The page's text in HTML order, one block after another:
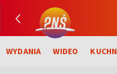
WYDANIA WIDEO